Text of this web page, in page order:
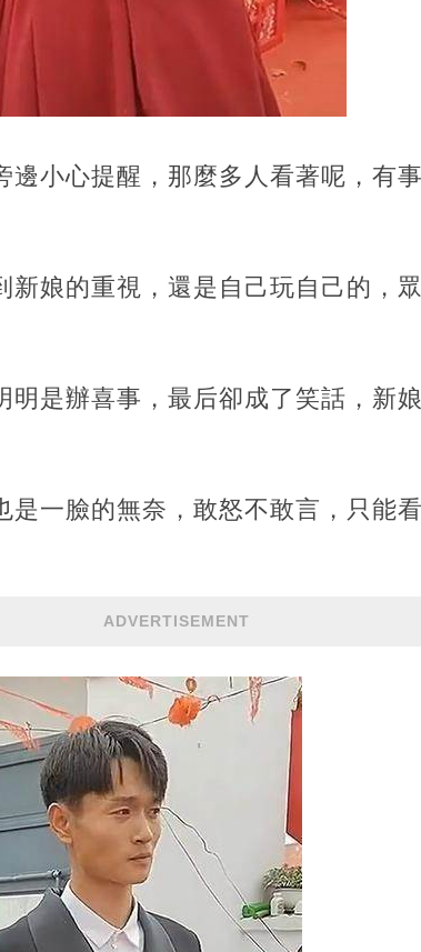
邊小心提醒，那麼多人看著呢，有
新娘的重視，還是自己玩自己的，
明是辦喜事，最后卻成了笑話，新
是一臉的無奈，敢怒不敢言，只能
ADVERTISEMENT